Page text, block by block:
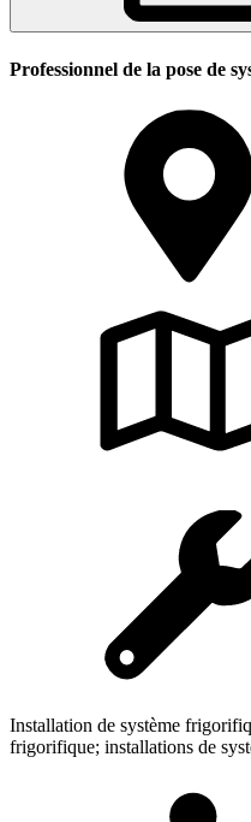
Professionnel de la pose de
Installation de système
frigorifique; installations de